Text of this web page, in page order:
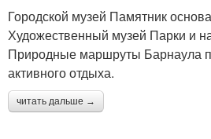
Городской музей Памятник
Художественный музей Парки и
Природные маршруты Барнаула
активного отдыха.
читать дальше →